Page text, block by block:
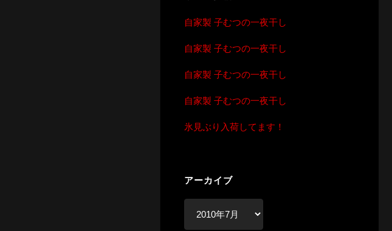
自家製 子むつの一夜干し
自家製 子むつの一夜干し
自家製 子むつの一夜干し
自家製 子むつの一夜干し
氷見ぶり入荷してます！
アーカイブ